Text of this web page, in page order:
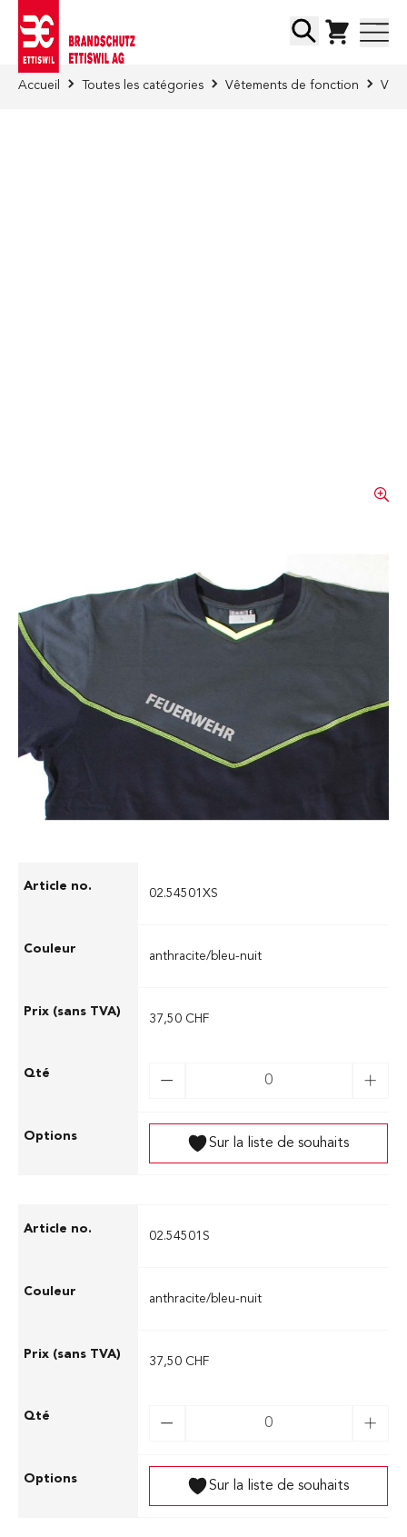
Chercher
Accueil Toutes les catégories Vêtements de fonction
T­Shirt Be Motion
T-Shirt avec coupe astucieuse et col
moderne.
Variations des produits
02.54501XS
anthracite/bleu-nuit
37,50 CHF
Sur la liste de souhaits
02.54501S
anthracite/bleu-nuit
37,50 CHF
Sur la liste de souhaits